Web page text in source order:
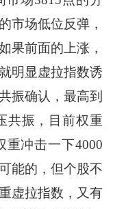
市场低位反弹，
果前面的上涨，
明显虚拉指数诱
振确认，最高到
共振，目前权重
重冲击一下4000
能的，但个股不
虚拉指数，又有